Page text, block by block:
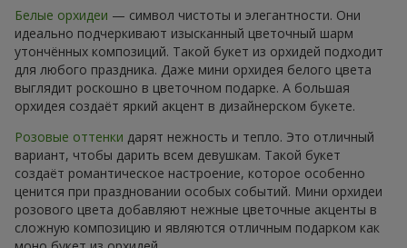
Белые орхидеи — символ чистоты и элегантности. Они
идеально подчеркивают изысканный цветочный шарм
утончённых композиций. Такой букет из орхидей подходит
для любого праздника. Даже мини орхидея белого цвета
выглядит роскошно в цветочном подарке. А большая
орхидея создаёт яркий акцент в дизайнерском букете.
Розовые оттенки дарят нежность и тепло. Это отличный
вариант, чтобы дарить всем девушкам. Такой букет
создаёт романтическое настроение, которое особенно
ценится при праздновании особых событий. Мини орхидеи
розового цвета добавляют нежные цветочные акценты в
сложную композицию и являются отличным подарком как